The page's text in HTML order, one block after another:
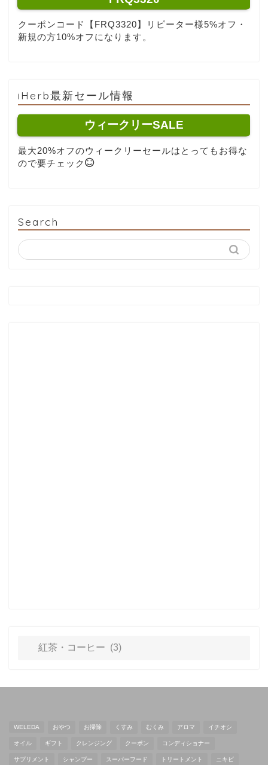
クーポンコード【FRQ3320】リピーター様5%オフ・
新規の方10%オフになります。
iHerb最新セール情報
ウィークリーSALE
最大20%オフのウィークリーセールはとってもお得な
ので要チェック
Search
WELEDA おやつ お掃除 くすみ むくみ アロマ イチオシ
オイル ギフト クレンジング クーポン コンディショナー
サプリメント シャンプー スーパーフード トリートメント ニキビ